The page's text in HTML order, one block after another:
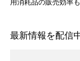
用消耗品の販売効率
最新情報を配信